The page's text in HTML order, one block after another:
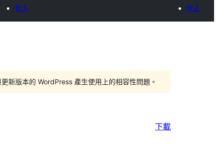
登入
登入
新版本的 WordPress 產生使用上的相容性問題。
下載